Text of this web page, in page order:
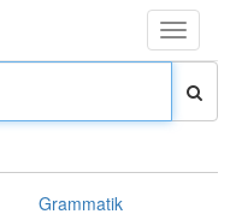
Toggle
Grammatik